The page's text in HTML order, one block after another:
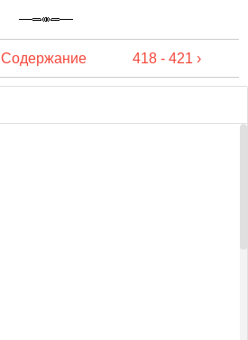
Содержание 418 - 421 ›